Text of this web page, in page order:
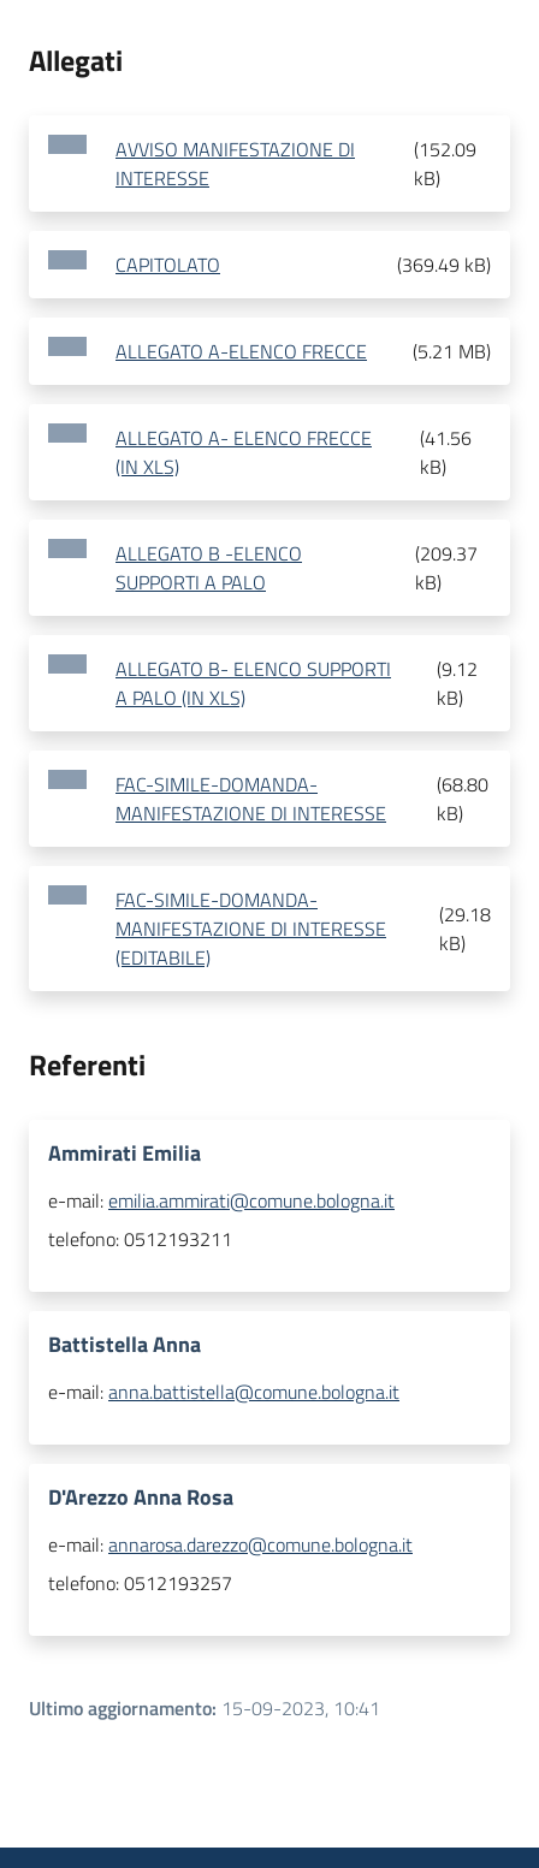
Allegati
AVVISO MANIFESTAZIONE DI
INTERESSE
(152.09
kB)
CAPITOLATO (369.49 kB)
ALLEGATO A-ELENCO FRECCE (5.21 MB)
ALLEGATO A- ELENCO FRECCE
(IN XLS)
(41.56
kB)
ALLEGATO B -ELENCO
SUPPORTI A PALO
(209.37
kB)
ALLEGATO B- ELENCO SUPPORTI
A PALO (IN XLS)
(9.12
kB)
FAC-SIMILE-DOMANDA-
MANIFESTAZIONE DI INTERESSE
(68.80
kB)
FAC-SIMILE-DOMANDA-
MANIFESTAZIONE DI INTERESSE
(EDITABILE)
(29.18
kB)
Referenti
Ammirati Emilia
e-mail:emilia.ammirati@comune.bologna.it
telefono:0512193211
Battistella Anna
e-mail:anna.battistella@comune.bologna.it
D'Arezzo Anna Rosa
e-mail:annarosa.darezzo@comune.bologna.it
telefono:0512193257
Ultimo aggiornamento: 15-09-2023, 10:41